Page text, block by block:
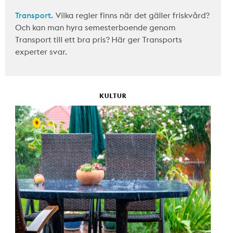
Transport. Vilka regler finns när det gäller friskvård?
Och kan man hyra semesterboende genom
Transport till ett bra pris? Här ger Transports
experter svar.
KULTUR